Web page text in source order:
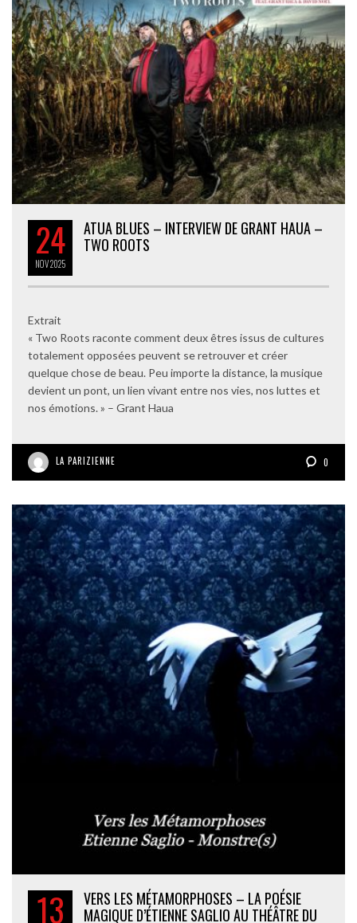
24
NOV2025
ATUA BLUES – INTERVIEW DE GRANT HAUA –
TWO ROOTS
Extrait
« Two Roots raconte comment deux êtres issus de cultures
totalement opposées peuvent se retrouver et créer
quelque chose de beau. Peu importe la distance, la musique
devient un pont, un lien vivant entre nos vies, nos luttes et
nos émotions. » – Grant Haua
LA PARIZIENNE 0
13
VERS LES MÉTAMORPHOSES – LA POÉSIE
MAGIQUE D’ÉTIENNE SAGLIO AU THÉÂTRE DU